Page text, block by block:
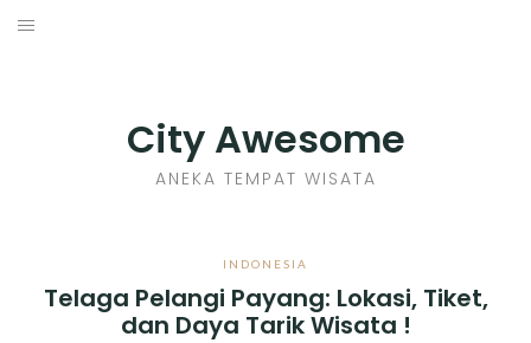
Skip
City Awesome
ANEKA TEMPAT WISATA
INDONESIA
Telaga Pelangi Payang: Lokasi, Tiket,
dan Daya Tarik Wisata !
SENI KERAJINAN